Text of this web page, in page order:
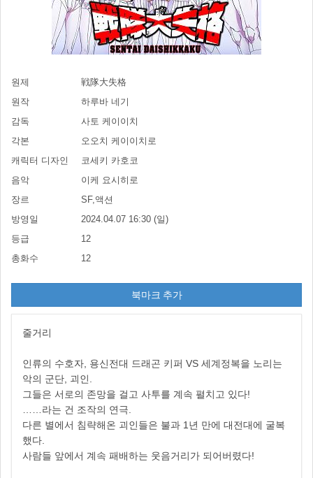
원제
戦隊大失格
원작
하루바 네기
감독
사토 케이이치
각본
오오치 케이이치로
캐릭터 디자인
코세키 카호코
음악
이케 요시히로
장르
SF,액션
방영일
2024.04.07 16:30 (일)
등급
12
총화수
12
북마크 추가
줄거리
인류의 수호자, 용신전대 드래곤 키퍼 VS 세계정복을 노리는
악의 군단, 괴인.
그들은 서로의 존망을 걸고 사투를 계속 펼치고 있다!
……라는 건 조작의 연극.
다른 별에서 침략해온 괴인들은 불과 1년 만에 대전대에 굴복
했다.
사람들 앞에서 계속 패배하는 웃음거리가 되어버렸다!